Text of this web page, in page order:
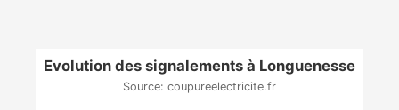
Evolution des signalements à Longuenesse
Source: coupureelectricite.fr